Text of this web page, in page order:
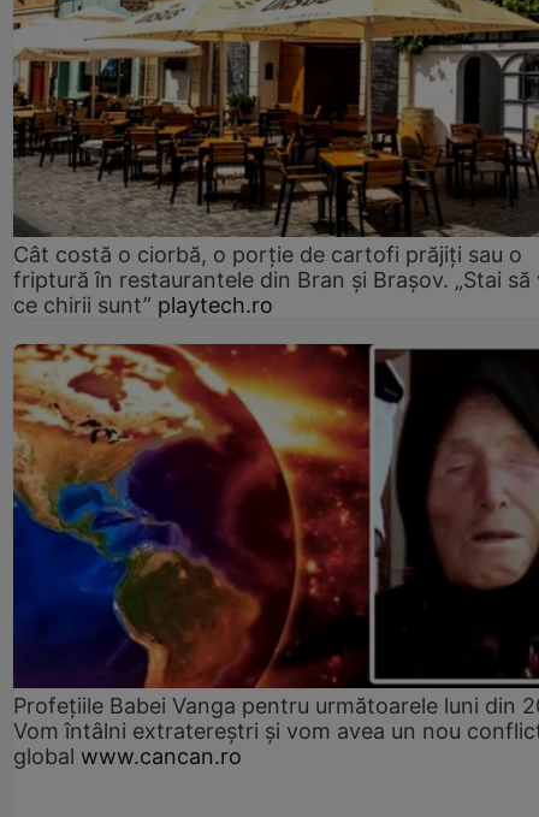
Cât costă o ciorbă, o porţie de cartofi prăjiţi sau o
friptură în restaurantele din Bran şi Braşov. „Stai să
ce chirii sunt” playtech.ro
Profețiile Babei Vanga pentru următoarele luni din
Vom întâlni extratereștri și vom avea un nou
global www.cancan.ro